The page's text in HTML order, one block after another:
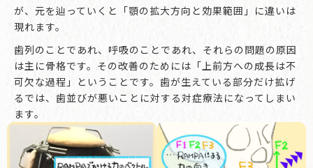
が、元を辿っていくと「顎の拡大方向と効果範囲」に違いは
現れます。
歯列のことであれ、呼吸のことであれ、それらの問題の原因
は主に骨格です。その改善のためには「上前方への成長は不
可欠な過程」ということです。歯が生えている部分だけ拡げ
るでは、歯並びが悪いことに対する対症療法になってしまい
ます。